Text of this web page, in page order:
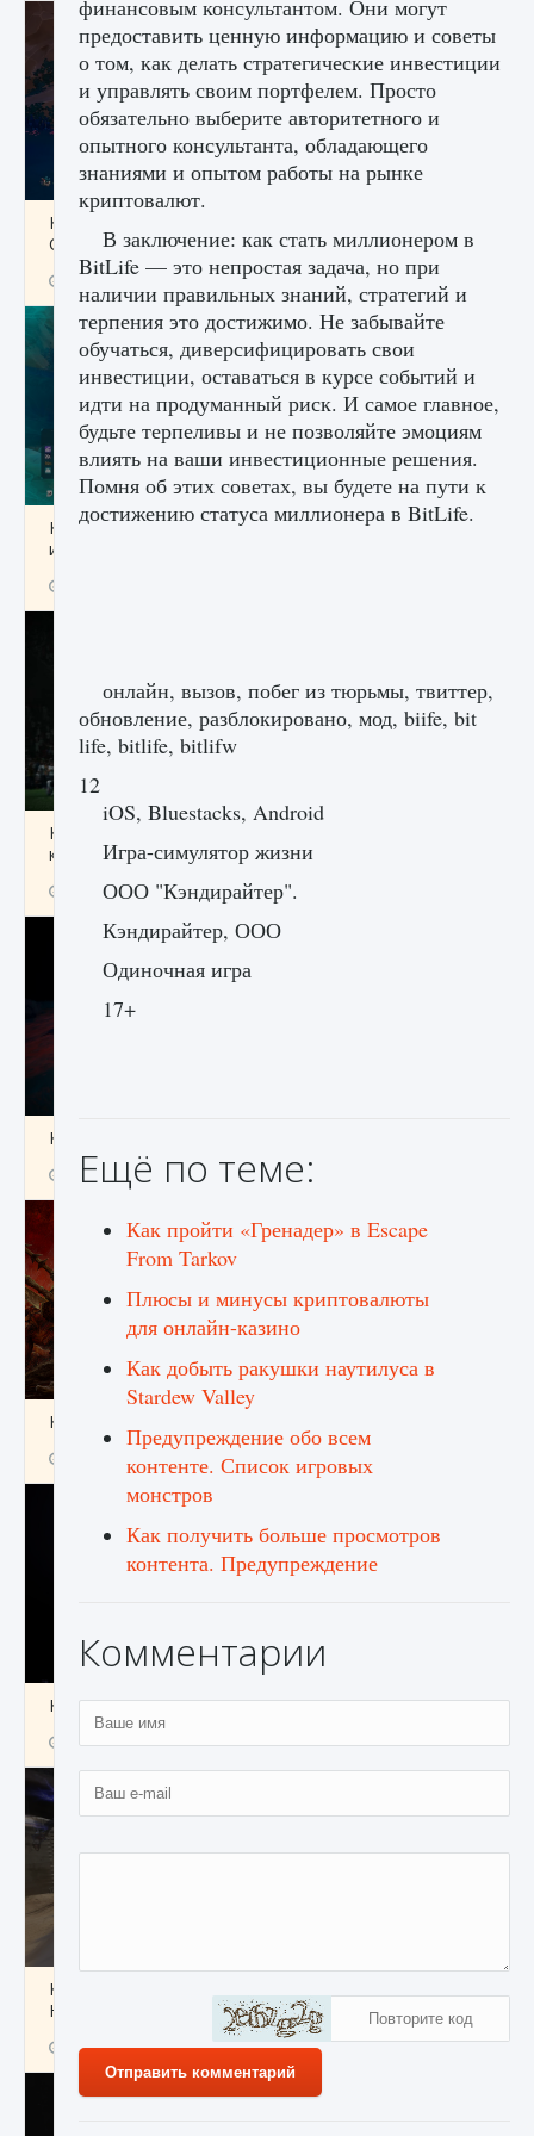
Как разблокировать заклинание Крист в
Creatures of Ava
9 августа 2024 1 393 0 0
Как приручить существ из степей Тамура в
игре Creatures of Ava
Как исправить ошибку EA FC 25 beta,
которая не работает
9 августа 2024 1 370
Как создавать предметы в Creatures of Ava
9 августа 2024 1 266
Как найти Гробницу Изгоев в Diablo 4
Как получить Thunder Egg в Stardew Valley
9 августа 2024 1 244 0 0
Как исправить неработающие награды For
Honor
9 августа 2024 1 205 0 0
финансовым консультантом. Они могут
предоставить ценную информацию и советы
о том, как делать стратегические инвестиции
и управлять своим портфелем. Просто
обязательно выберите авторитетного и
опытного консультанта, обладающего
знаниями и опытом работы на рынке
криптовалют.
В заключение: как стать миллионером в
BitLife — это непростая задача, но при
наличии правильных знаний, стратегий и
терпения это достижимо. Не забывайте
обучаться, диверсифицировать свои
инвестиции, оставаться в курсе событий и
идти на продуманный риск. И самое главное,
будьте терпеливы и не позволяйте эмоциям
влиять на ваши инвестиционные решения.
Помня об этих советах, вы будете на пути к
достижению статуса миллионера в BitLife.
онлайн, вызов, побег из тюрьмы, твиттер,
обновление, разблокировано, мод, biife, bit
life, bitlife, bitlifw
12
iOS, Bluestacks, Android
Игра-симулятор жизни
ООО "Кэндирайтер".
Кэндирайтер, ООО
Одиночная игра
17+
Ещё по теме:
Как пройти «Гренадер» в Escape
From Tarkov
Плюсы и минусы криптовалюты
для онлайн-казино
Как добыть ракушки наутилуса в
Stardew Valley
Предупреждение обо всем
контенте. Список игровых
монстров
Как получить больше просмотров
контента. Предупреждение
Комментарии
Отправить комментарий